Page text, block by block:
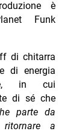
è
Funk
di chitarra
di energia
in cui
di sé che
parte da
ritornare a